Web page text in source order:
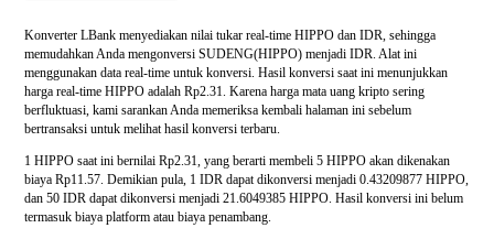
Konverter LBank menyediakan nilai tukar real-time HIPPO dan IDR, sehingga
memudahkan Anda mengonversi SUDENG(HIPPO) menjadi IDR. Alat ini
menggunakan data real-time untuk konversi. Hasil konversi saat ini menunjukkan
harga real-time HIPPO adalah Rp2.31. Karena harga mata uang kripto sering
berfluktuasi, kami sarankan Anda memeriksa kembali halaman ini sebelum
bertransaksi untuk melihat hasil konversi terbaru.
1 HIPPO saat ini bernilai Rp2.31, yang berarti membeli 5 HIPPO akan dikenakan
biaya Rp11.57. Demikian pula, 1 IDR dapat dikonversi menjadi 0.43209877 HIPPO,
dan 50 IDR dapat dikonversi menjadi 21.6049385 HIPPO. Hasil konversi ini belum
termasuk biaya platform atau biaya penambang.